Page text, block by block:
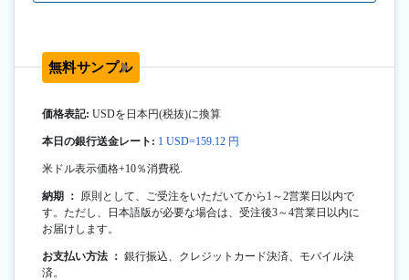
無料サンプル
価格表記: USDを日本円(税抜)に換算
本日の銀行送金レート: 1 USD=159.12 円
米ドル表示価格+10％消費税.
納期 ： 原則として、ご受注をいただいてから1～2営業日以内で
す。ただし、日本語版が必要な場合は、受注後3～4営業日以内に
お届けします。
お支払い方法 ： 銀行振込、クレジットカード決済、モバイル決
済。